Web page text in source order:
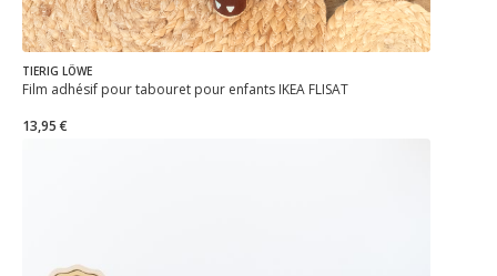
TIERIG LÖWE
Film adhésif pour tabouret pour enfants IKEA FLISAT
13,95 €